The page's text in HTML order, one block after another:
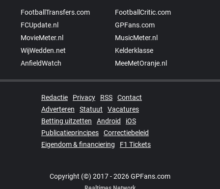
FootballTransfers.com
FootballCritic.com
FCUpdate.nl
GPFans.com
MovieMeter.nl
MusicMeter.nl
WijWedden.net
Kelderklasse
AnfieldWatch
MeeMetOranje.nl
Redactie Privacy RSS
Contact
Adverteren
Statuut
Vacatures
Betting uitzetten
Android
iOS
Publicatieprincipes
Correctiebeleid
Eigendom & financiering
F1 Tickets
Copyright (©) 2017 - 2026 GPFans.com